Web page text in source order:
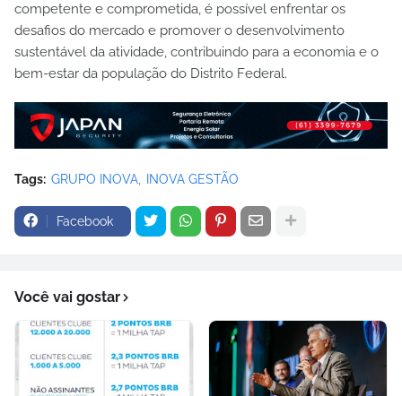
competente e comprometida, é possível enfrentar os
desafios do mercado e promover o desenvolvimento
sustentável da atividade, contribuindo para a economia e o
bem-estar da população do Distrito Federal.
Tags: GRUPO INOVA INOVA GESTÃO
Facebook
Você vai gostar